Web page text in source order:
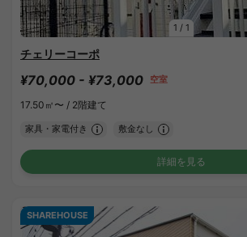
1 / 1
チェリーコーポ
¥70,000 - ¥73,000 空室
17.50㎡〜 / 2階建て
家具・家電付き 敷金なし
詳細を見る
SHAREHOUSE